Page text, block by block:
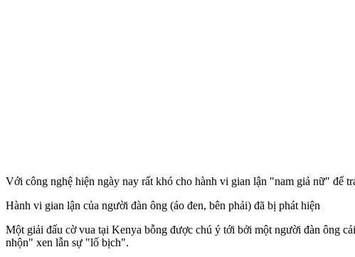
Với công nghệ hiện ngày nay rất khó cho hành vi gian lận "nam giả nữ" để
Hành vi gian lận của người đàn ông (áo đen, bên phải) đã bị phát hiện
Một giải đấu cờ vua tại Kenya bỗng được chú ý tới bởi một người đàn ông
nhộn" xen lẫn sự "lố bịch".